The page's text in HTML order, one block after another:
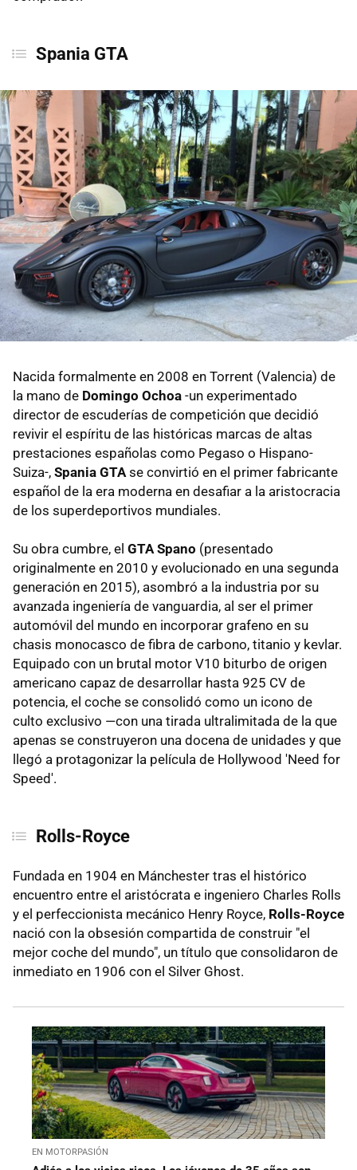
Spania GTA
Nacida formalmente en 2008 en Torrent (Valencia) de
la mano de Domingo Ochoa -un experimentado
director de escuderías de competición que decidió
revivir el espíritu de las históricas marcas de altas
prestaciones españolas como Pegaso o Hispano-
Suiza-, Spania GTAse convirtió en el primer fabricante
español de la era moderna en desafiar a la aristocracia
de los superdeportivos mundiales.
Su obra cumbre, el GTA Spano (presentado
originalmente en 2010 y evolucionado en una segunda
generación en 2015), asombró a la industria por su
avanzada ingeniería de vanguardia, al ser el primer
automóvil del mundo en incorporar grafeno en su
chasis monocasco de fibra de carbono, titanio y kevlar.
Equipado con un brutal motor V10 biturbo de origen
americano capaz de desarrollar hasta 925 CV de
potencia, el coche se consolidó como un icono de
culto exclusivo —con una tirada ultralimitada de la que
apenas se construyeron una docena de unidades y que
llegó a protagonizar la película de Hollywood 'Need for
Speed'.
Rolls-Royce
Fundada en 1904 en Mánchester tras el histórico
encuentro entre el aristócrata e ingeniero Charles Rolls
y el perfeccionista mecánico Henry Royce, Rolls-Royce
nació con la obsesión compartida de construir "el
mejor coche del mundo", un título que consolidaron de
inmediato en 1906 con el Silver Ghost.
EN MOTORPASIÓN